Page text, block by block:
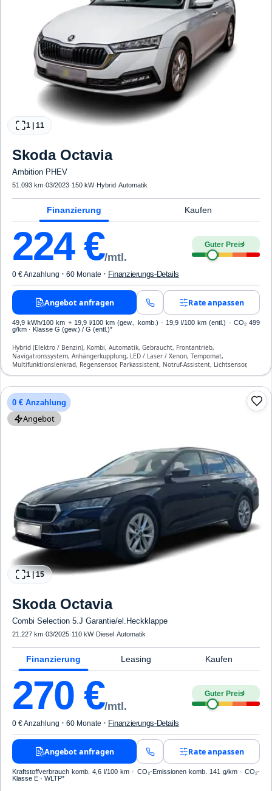
1 11
Skoda Octavia
Ambition PHEV
51.093 km·03/2023· 150 kW· Hybrid·Automatik
Finanzierung Kaufen
224€/mtl.
Guter Preis4
0 € Anzahlung · 60 Monate · Finanzierungs-Details
Angebot anfragen Rate anpassen
49,9 kWh/100 km + 19,9 l/100 km (gew., komb.) · 19,9 l/100 km (entl.) · CO₂ 499
g/km · Klasse G (gew.) / G (entl.)*
Hybrid (Elektro / Benzin), Kombi, Automatik, Gebraucht, Frontantrieb,
Navigationssystem, Anhängerkupplung, LED / Laser / Xenon, Tempomat,
Multifunktionslenkrad, Regensensor, Parkassistent, Notruf-Assistent, Lichtsensor,
Start/Stopp-Automatik, Bluetooth, Freisprecheinrichtung, ESP, ABS, Klimatisierung,
0 € Anzahlung
Angebot
1 |15
Skoda Octavia
Combi Selection 5.J Garantie/el.Heckklappe
21.227 km·03/2025· 110 kW· Diesel·Automatik
Finanzierung Leasing Kaufen
270 €/mtl.
Guter Preis4
0 € Anzahlung · 60 Monate · Finanzierungs-Details
Angebot anfragen Rate anpassen
Kraftstoffverbrauch komb. 4,6 l/100 km · CO₂-Emissionen komb. 141 g/km · CO₂-
Klasse E · WLTP*